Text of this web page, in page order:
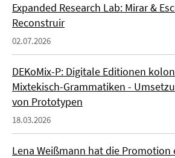
Expanded Research Lab: Mirar &
Reconstruir
02.07.2026
DEKoMix-P: Digitale Editionen
Mixtekisch-Grammatiken -
von Prototypen
18.03.2026
Lena Weißmann hat die Promotion